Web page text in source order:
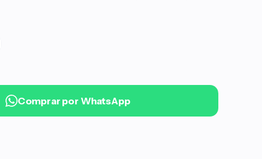
Comprar por WhatsApp